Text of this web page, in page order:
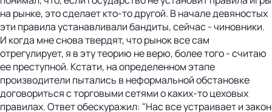
на рынке, это сделает кто-то другой. В начале девяностых
эти правила устанавливали бандиты, сейчас - чиновники.
И когда мне снова твердят, что рынок все сам
отрегулирует, я в эту теорию не верю, более того - считаю
ее преступной. Кстати, на определенном этапе
производители пытались в неформальной обстановке
договориться с торговыми сетями о каких-то цеховых
правилах. Ответ обескуражил: "Нас все устраивает и закон